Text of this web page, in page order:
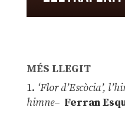
MÉS LLEGIT
1. ‘Flor d’Escòcia’,
himne– Ferran